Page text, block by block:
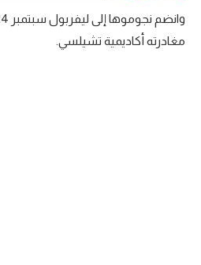
أقسام خاصة
Gamers
مغادرته أكاديمية تشيلسي.